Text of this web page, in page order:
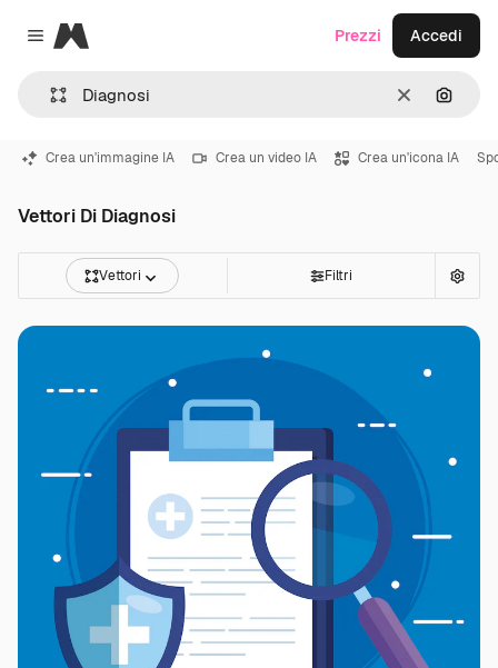
Close menu
Magnific
CancellaCerca
Prezzi Accedi
Crea un'immagine IA Crea un video IA Crea un'icona IA
Vettori Di Diagnosi
Vettori Filtri